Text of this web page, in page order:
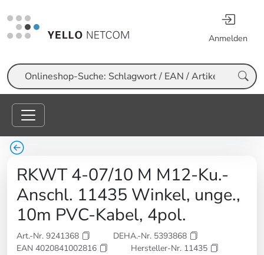
Anmelden
Suche
RKWT 4-07/10 M M12-Ku.-
Anschl. 11435 Winkel, unge.,
10m PVC-Kabel, 4pol.
Art.-Nr. 9241368
DEHA.-Nr. 5393868
EAN 4020841002816
Hersteller-Nr. 11435